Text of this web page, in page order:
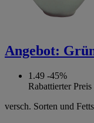
Angebot:
1.49 -45%
Rabattierter
versch. Sorten und